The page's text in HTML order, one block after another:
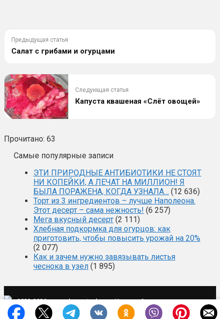
Предыдущая статья
Салат с грибами и огурцами
Следующая статья
Капуста квашеная «Слёт овощей»
Прочитано: 63
Самые популярные записи
ЭТИ ПРИРОДНЫЕ АНТИБИОТИКИ НЕ СТОЯТ
НИ КОПЕЙКИ, А ЛЕЧАТ НА МИЛЛИОН! Я
БЫЛА ПОРАЖЕНА, КОГДА УЗНАЛА… (12 636)
Торт из 3 ингредиентов – лучше Наполеона.
Этот десерт – сама нежность! (6 257)
Мега вкусный десерт (2 111)
Хлебная подкормка для огурцов: как
приготовить, чтобы повысить урожай на 20%
(2 077)
Как и зачем нужно завязывать листья
чеснока в узел (1 895)
·2022-2026 ·mysad-zagotovka.ru ·Карта сайта